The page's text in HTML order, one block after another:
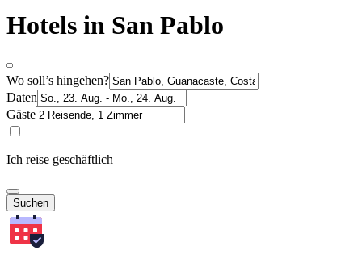
Hotels in San Pablo
Wo soll’s hingehen?
Daten
Gäste
Ich reise geschäftlich
Suchen